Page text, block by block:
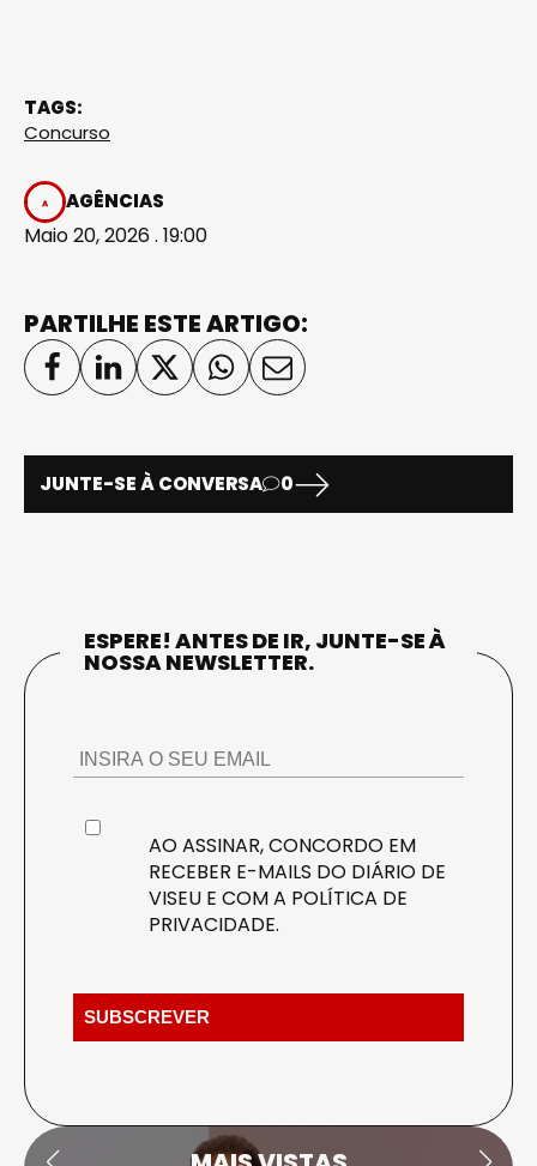
TAGS:
Concurso
AGÊNCIAS
Maio 20, 2026 . 19:00
PARTILHE ESTE ARTIGO:
JUNTE-SE À CONVERSA 0
ESPERE! ANTES DE IR, JUNTE-SE À
NOSSA NEWSLETTER.
AO ASSINAR, CONCORDO EM
RECEBER E-MAILS DO DIÁRIO DE
VISEU E COM A POLÍTICA DE
PRIVACIDADE.